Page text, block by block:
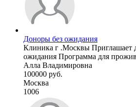
Доноры без ожидания
Клиника г .Москвы Приглашает
ожидания Программа для
Алла Владимировна
100000 руб.
Москва
1006